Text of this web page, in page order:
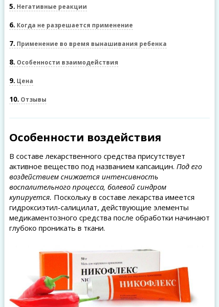
5 Негативные реакции
6 Когда не разрешается применение
7 Применение во время вынашивания ребенка
8 Особенности взаимодействия
9 Цена
10 Отзывы
Особенности воздействия
В составе лекарственного средства присутствует
активное вещество под названием капсаицин. Под его
воздействием снижается интенсивность
воспалительного процесса, болевой синдром
купируется. Поскольку в составе лекарства имеется
гидроксиэтил-салицилат, действующие элементы
медикаментозного средства после обработки начинают
глубоко проникать в ткани.